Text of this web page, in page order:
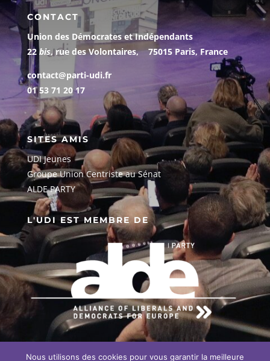
CONTACT
Union des Démocrates et Indépendants
22 bis, rue des Volontaires, 75015 Paris, France
contact@parti-udi.fr
01 53 71 20 17
SITES AMIS
UDI Jeunes
Groupe Union Centriste au Sénat
ALDE PARTY
L'UDI EST MEMBRE DE
EN SAVOIR PLUS SUR NOTRE
Nous utilisons des cookies pour vous garantir la meilleure